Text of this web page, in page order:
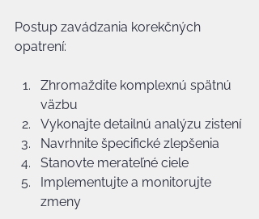
Postup zavádzania korekčných
opatrení:
Zhromaždite komplexnú spätnú
väzbu
Vykonajte detailnú analýzu zistení
Navrhnite špecifické zlepšenia
Stanovte merateľné ciele
Implementujte a monitorujte
zmeny